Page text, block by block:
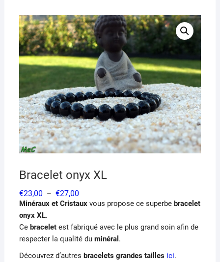
Bracelet onyx XL
€23,00 – €27,00Plage
prix :
€27,00
Minéraux et Cristauxvous propose ce superbe bracelet
onyx XL.
Ce braceletest fabriqué avec le plus grand soin afin de
respecter la qualité du minéral .
Découvrez d’autres bracelets grandes tailles ici.